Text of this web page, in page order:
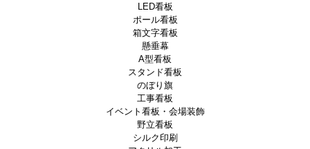
LED看板
ポール看板
箱文字看板
懸垂幕
A型看板
スタンド看板
のぼり旗
工事看板
イベント看板・会場装飾
野立看板
シルク印刷